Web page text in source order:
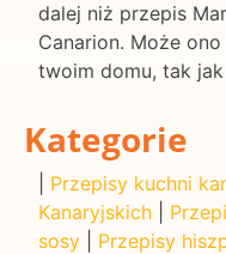
dalej niż przepis
Canarion. Może
twoim domu, tak jak
Kategorie
Przepisy kuchni
Kanaryjskich
sosy
Przepisy